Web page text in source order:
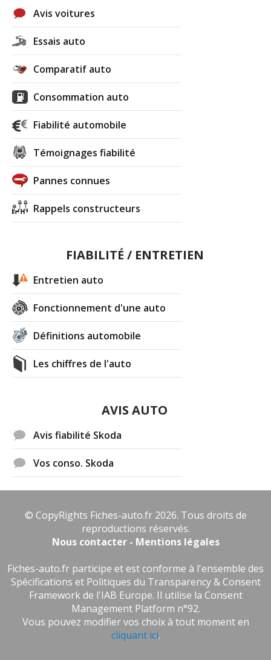
Avis voitures
Essais auto
Comparatif auto
Consommation auto
Fiabilité automobile
Témoignages fiabilité
Pannes connues
Rappels constructeurs
FIABILITÉ / ENTRETIEN
Entretien auto
Fonctionnement d'une auto
Définitions automobile
Les chiffres de l'auto
AVIS AUTO
Avis fiabilité Skoda
Vos conso. Skoda
© CopyRights Fiches-auto.fr 2026. Tous droits de
reproductions réservés.
Nous contacter - Mentions légales
Fiches-auto.fr participe et est conforme à l'ensemble des
Spécifications et Politiques du Transparency & Consent
Framework de l'IAB Europe. Il utilise la Consent
Management Platform n°92.
Vous pouvez modifier vos choix à tout moment en
cliquant ici.